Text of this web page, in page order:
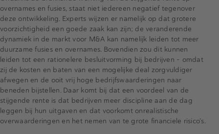
overnames en fusies, staat niet iedereen negatief tegenover
deze ontwikkeling. Experts wijzen er namelijk op dat grotere
voorzichtigheid een goede zaak kan zijn; de veranderende
dynamiek in de markt voor M&A kan namelijk leiden tot meer
duurzame fusies en overnames. Bovendien zou dit kunnen
leiden tot een rationelere besluitvorming bij bedrijven - omdat
zij de kosten en baten van een mogelijke deal zorgvuldiger
afwegen en de ooit vrij hoge bedrijfswaarderingen naar
beneden bijstellen. Daar komt bij dat een voordeel van de
stijgende rente is dat bedrijven meer discipline aan de dag
leggen bij hun uitgaven en dat voorkomt onrealistische
overwaarderingen en het nemen van te grote financiele risico’s.